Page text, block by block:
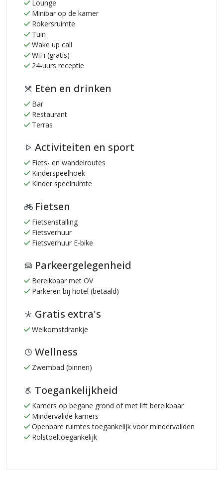
Lounge
Minibar op de kamer
Rokersruimte
Tuin
Wake up call
WiFi (gratis)
24-uurs receptie
Eten en drinken
Bar
Restaurant
Terras
Activiteiten en sport
Fiets- en wandelroutes
Kinderspeelhoek
Kinder speelruimte
Fietsen
Fietsenstalling
Fietsverhuur
Fietsverhuur E-bike
Parkeergelegenheid
Bereikbaar met OV
Parkeren bij hotel (betaald)
Gratis extra's
Welkomstdrankje
Wellness
Zwembad (binnen)
Toegankelijkheid
Kamers op begane grond of met lift bereikbaar
Mindervalide kamers
Openbare ruimtes toegankelijk voor mindervaliden
Rolstoeltoegankelijk